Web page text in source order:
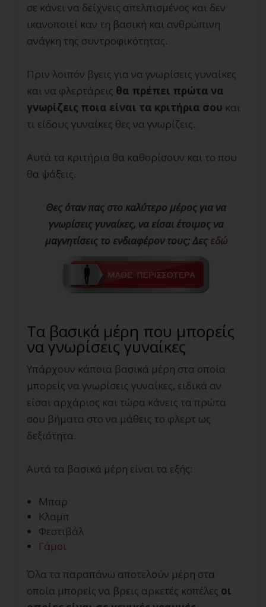
σε κάνει να δείχνεις απελπισμένος και δεν
ικανοποιεί καν τη βασική και ανθρώπινη
ανάγκη της συντροφικότητας.
Πριν λοιπόν βγεις για να γνωρίσεις γυναίκες
και να φλερτάρεις θα πρέπει πρώτα να
γνωρίζεις ποια είναι τα κριτήρια σου και
τι είδους γυναίκες θες να γνωρίζεις.
Αυτά τα κριτήρια θα καθορίσουν και το που
θα ψάξεις.
Θες όταν πας στο καλύτερο μέρος για να
γνωρίσεις γυναίκες, να είσαι έτοιμος να
μαγνητίσεις το ενδιαφέρον τους; Δες εδώ
Τα βασικά μέρη που μπορείς
να γνωρίσεις γυναίκες
Υπάρχουν κάποια βασικά μέρη στα οποία
μπορείς να γνωρίσεις γυναίκες, ειδικά αν
είσαι αρχάριος και τώρα κάνεις τα πρώτα
σου βήματα στο να μάθεις το φλερτ ως
δεξιότητα.
Αυτά τα βασικά μέρη είναι τα εξής:
Μπαρ
Κλαμπ
Φεστιβάλ
Γάμοι
Όλα τα παραπάνω αποτελούν μέρη στα
οποία μπορείς να βρεις αρκετές κοπέλες οι